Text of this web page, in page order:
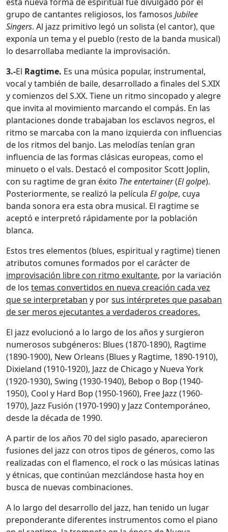
esta nueva forma de espiritual fue divulgado por el
grupo de cantantes religiosos, los famosos Jubilee
Singers. Al jazz primitivo legó un solista (el cantor), que
exponía un tema y el pueblo (resto de la banda musical)
lo desarrollaba mediante la improvisación.
3.-El Ragtime. Es una música popular, instrumental,
vocal y también de baile, desarrollado a finales del S.XIX
y comienzos del S.XX. Tiene un ritmo sincopado y alegre
que invita al movimiento marcando el compás. En las
plantaciones donde trabajaban los esclavos negros, el
ritmo se marcaba con la mano izquierda con influencias
de los ritmos del banjo. Las melodías tenían gran
influencia de las formas clásicas europeas, como el
minueto o el vals. Destacó el compositor Scott Joplin,
con su ragtime de gran éxito The entertainer(El golpe).
Posteriormente, se realizó la película El golpe, cuya
banda sonora era esta obra musical. El ragtime se
aceptó e interpretó rápidamente por la población
blanca.
Estos tres elementos (blues, espiritual y ragtime) tienen
atributos comunes formados por el carácter de
improvisación libre con ritmo exultante, por la variación
de los temas convertidos en nueva creación cada vez
que se interpretaban y porsus intérpretes que pasaban
de ser meros ejecutantes a verdaderos creadores.
El jazz evolucionó a lo largo de los años y surgieron
numerosos subgéneros: Blues (1870-1890), Ragtime
(1890-1900), New Orleans (Blues y Ragtime, 1890-1910),
Dixieland (1910-1920), Jazz de Chicago y Nueva York
(1920-1930), Swing (1930-1940), Bebop o Bop (1940-
1950), Cool y Hard Bop (1950-1960), Free Jazz (1960-
1970), Jazz Fusión (1970-1990) y Jazz Contemporáneo,
desde la década de 1990.
A partir de los años 70 del siglo pasado, aparecieron
fusiones del jazz con otros tipos de géneros, como las
realizadas con el flamenco, el rock o las músicas latinas
y étnicas, que continúan mezclándose hasta hoy en
busca de nuevas combinaciones.
A lo largo del desarrollo del jazz, han tenido un lugar
preponderante diferentes instrumentos como el piano